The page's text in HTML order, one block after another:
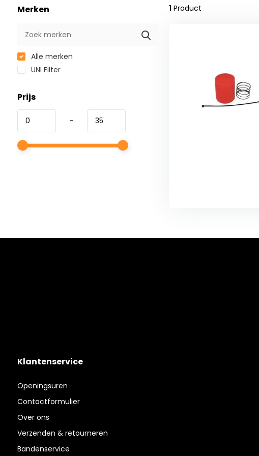
Merken
Alle merken
UNI Filter
Prijs
-
1 Product
Klantenservice
Openingsuren
Contactformulier
Over ons
Verzenden & retourneren
Bandenservice